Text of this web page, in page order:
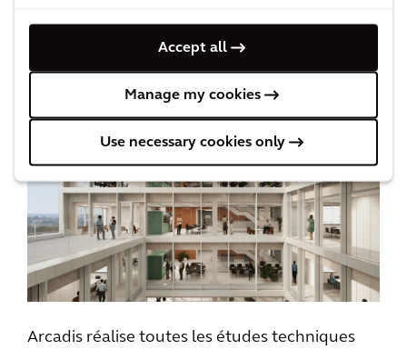
Accept all
Manage my cookies
Use necessary cookies only
partage des connaissances.
Arcadis réalise toutes les études techniques